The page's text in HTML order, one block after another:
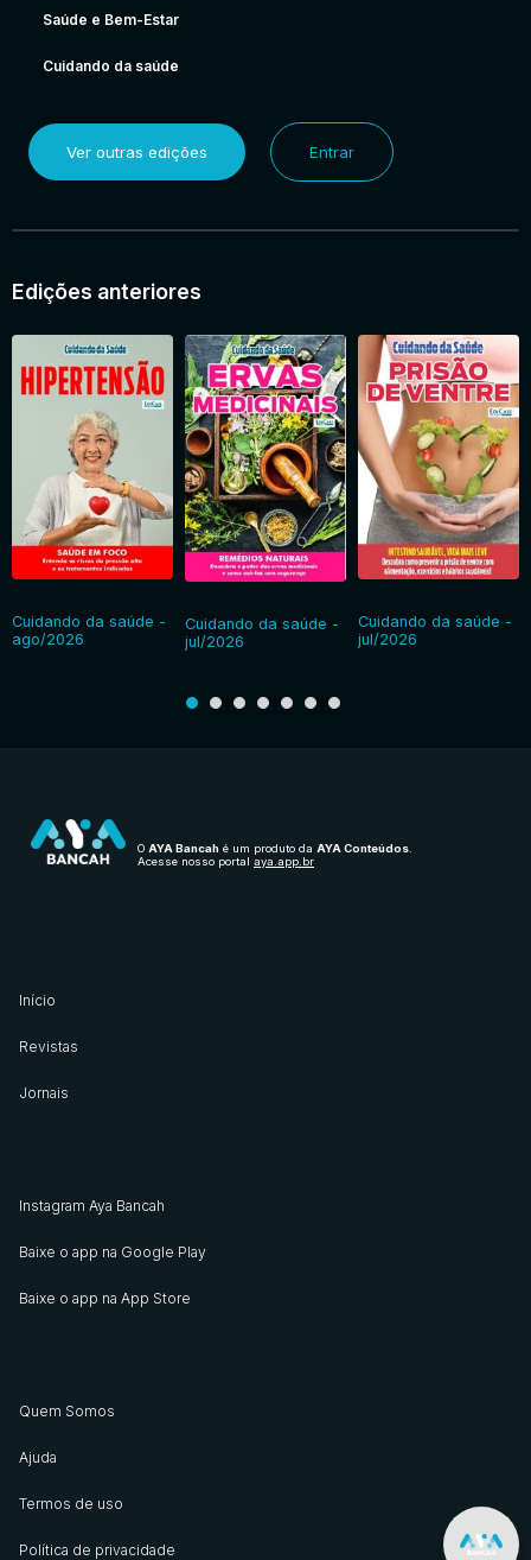
Saúde e Bem-Estar
Cuidando da saúde
Ver outras edições Entrar
Edições anteriores
Cuidando da saúde -
ago/2026
Cuidando da saúde -
jul/2026
Cuidando da saúde -
jul/2026
O AYA Bancah é um produto da AYA Conteúdos
Acesse nosso portal aya.app.br
Início
Revistas
Jornais
Instagram Aya Bancah
Baixe o app na Google Play
Baixe o app na App Store
Quem Somos
Ajuda
Termos de uso
Política de privacidade